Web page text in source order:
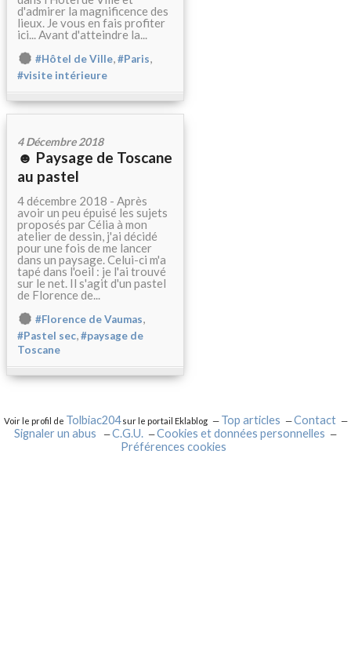
d'admirer la magnificence des
lieux. Je vous en fais profiter
ici... Avant d'atteindre la...
#Hôtel de Ville,#Paris,
#visite intérieure
4 Décembre 2018
☻ Paysage de Toscane
au pastel
4 décembre 2018 - Après
avoir un peu épuisé les sujets
proposés par Célia à mon
atelier de dessin, j'ai décidé
pour une fois de me lancer
dans un paysage. Celui-ci m'a
tapé dans l'oeil : je l'ai trouvé
sur le net. Il s'agit d'un pastel
de Florence de...
#Florence de Vaumas,
#Pastel sec,#paysage de
Toscane
Voir le profil de Tolbiac204sur le portail Eklablog Top articles
Contact
Signaler un abus
C.G.U.
Cookies et données personnelles
Préférences cookies